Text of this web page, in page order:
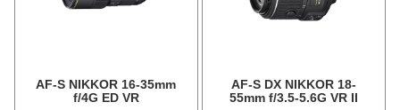
AF-S NIKKOR 16-35mm
f/4G ED VR
AF-S DX NIKKOR 18-
55mm f/3.5-5.6G VR II